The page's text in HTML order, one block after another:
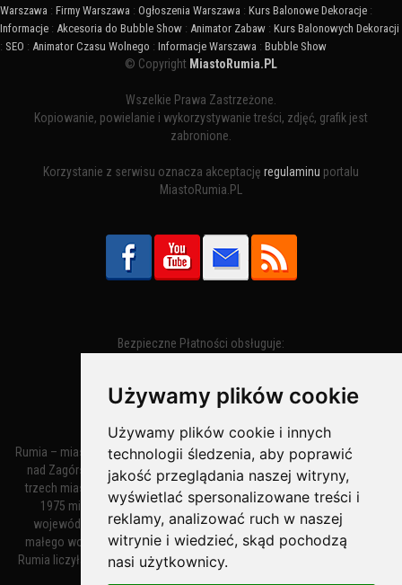
Używamy plików cookie
Używamy plików cookie i innych
technologii śledzenia, aby poprawić
jakość przeglądania naszej witryny,
wyświetlać spersonalizowane treści i
reklamy, analizować ruch w naszej
witrynie i wiedzieć, skąd pochodzą
nasi użytkownicy.
Warszawa : Firmy Warszawa : Ogłoszenia Warszawa : Kurs Balonowe Dekoracje :
Informacje : Akcesoria do Bubble Show : Animator Zabaw : Kurs Balonowych Dekoracji
: SEO : Animator Czasu Wolnego : Informacje Warszawa : Bubble Show
© Copyright MiastoRumia.PL
Wszelkie Prawa Zastrzeżone.
Kopiowanie, powielanie i wykorzystywanie treści, zdjęć, grafik jest
zabronione.
Korzystanie z serwisu oznacza akceptację regulaminu portalu
MiastoRumia.PL
Bezpieczne Płatności obsługuje:
Rumia – miasto w województwie pomorskim, w powiecie wejherowskim
nad Zagórską Strugą. Z miastami Wejherowem i Redą tworzy zespół
trzech miast zwany Małym Trójmiastem Kaszubskim. W latach 1945–
1975 miasto administracyjnie należało do tak zwanego dużego
województwa gdańskiego, a w latach 1975–1998 do tak zwanego
małego województwa gdańskiego. Według danych z 1 stycznia 2018
Rumia liczyła 48 632 mieszkańców. Jest największym polskim miastem